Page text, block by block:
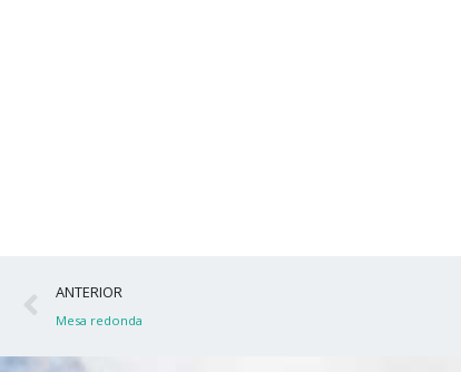
Ant
ANTERIOR
Mesa redonda